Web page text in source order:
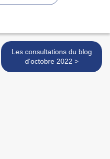
Les consultations du blog
d'octobre 2022 >